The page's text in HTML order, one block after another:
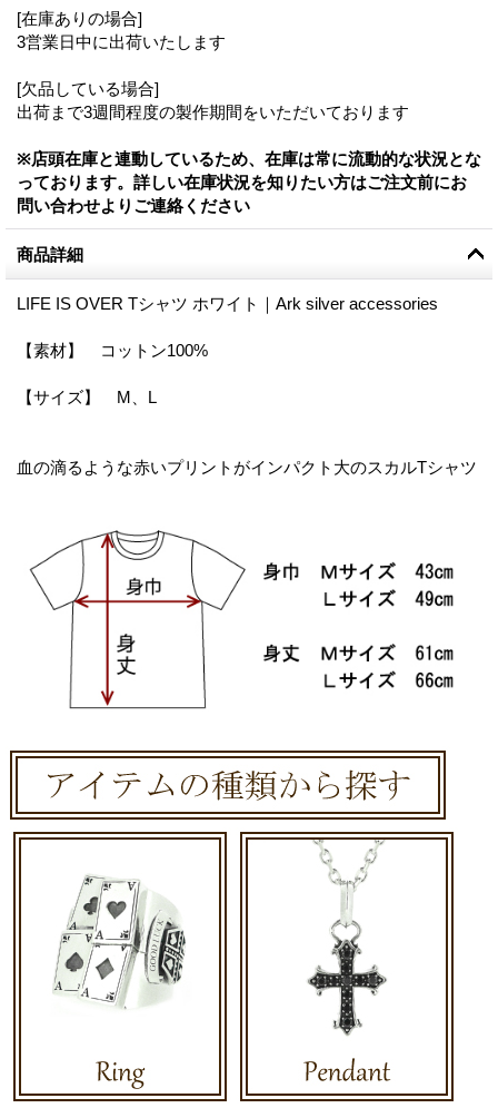
[在庫ありの場合]
3営業日中に出荷いたします
[欠品している場合]
出荷まで3週間程度の製作期間をいただいております
※店頭在庫と連動しているため、在庫は常に流動的な状況とな
っております。詳しい在庫状況を知りたい方はご注文前にお
問い合わせよりご連絡ください
商品詳細
LIFE IS OVER Tシャツ ホワイト｜Ark silver accessories
【素材】 コットン100%
【サイズ】 M、L
血の滴るような赤いプリントがインパクト大のスカルTシャツ